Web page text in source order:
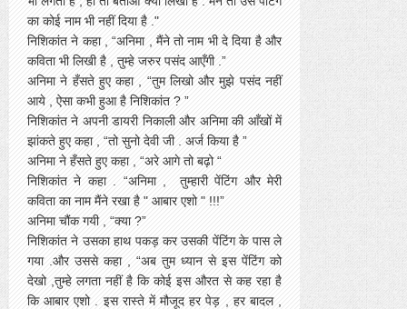
का कोई नाम भी नहीं दिया है ."
निशिकांत ने कहा , “अनिमा , मैंने तो नाम भी दे दिया है और
कविता भी लिखी है , तुम्हे जरुर पसंद आएँगी .”
अनिमा ने हँसते हुए कहा , “तुम लिखो और मुझे पसंद नहीं
आये , ऐसा कभी हुआ है निशिकांत ? ”
निशिकांत ने अपनी डायरी निकाली और अनिमा की आँखों में
झांकते हुए कहा , “तो सुनो देवी जी . अर्ज किया है ”
अनिमा ने हँसते हुए कहा , “अरे आगे तो बढ़ो “
निशिकांत ने कहा . “अनिमा , तुम्हारी पेंटिंग और मेरी
कविता का नाम मैंने रखा है " आबार एशो " !!!”
अनिमा चौंक गयी , “क्या ?”
निशिकांत ने उसका हाथ पकड़ कर उसकी पेंटिंग के पास ले
गया .और उससे कहा , “अब तुम ध्यान से इस पेंटिंग को
देखो ,तुम्हे लगता नहीं है कि कोई इस औरत से कह रहा है
कि आबार एशो . इस रास्ते में मौजूद हर पेड़ , हर बादल ,